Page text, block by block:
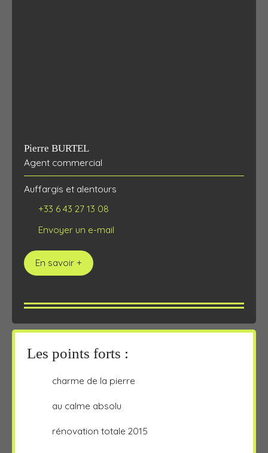
Pierre BURTEL
Agent commercial
Auffargis et alentours
+33 6 43 27 13 08
Envoyer un e-mail
En savoir +
Les points forts :
charme de la pierre
au calme absolu
rénovation totale 2015